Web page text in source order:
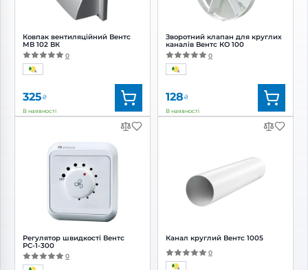
Ковпак вентиляційний Вентс
МВ 102 ВК
0
325₴
В наявності
Вентс
Артикул: 0687851792
100 мм
Регулятор швидкості Вентс
РС-1-300
0
Зворотний клапан для круглих
каналів Вентс КО 100
0
128₴
В наявності
Вентс
100 мм
Канал круглий Вентс 1005
0